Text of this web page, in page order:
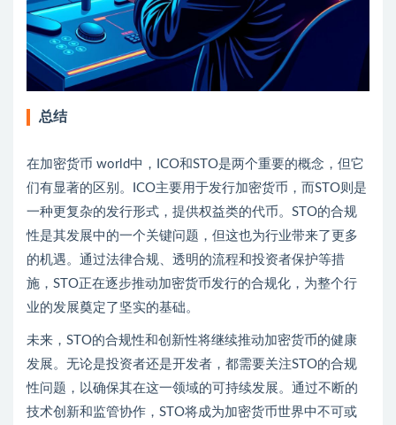
总结
在加密货币 world中，ICO和STO是两个重要的概念，但它
们有显著的区别。ICO主要用于发行加密货币，而STO则是
一种更复杂的发行形式，提供权益类的代币。STO的合规
性是其发展中的一个关键问题，但这也为行业带来了更多
的机遇。通过法律合规、透明的流程和投资者保护等措
施，STO正在逐步推动加密货币发行的合规化，为整个行
业的发展奠定了坚实的基础。
未来，STO的合规性和创新性将继续推动加密货币的健康
发展。无论是投资者还是开发者，都需要关注STO的合规
性问题，以确保其在这一领域的可持续发展。通过不断的
技术创新和监管协作，STO将成为加密货币世界中不可或